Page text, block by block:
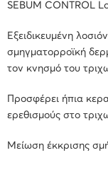
SEBUM CONTROL
Εξειδικευμένη
σμηγματορροϊκή
τον κνησμό του
Προσφέρει ήπια
ερεθισμούς στο
Μείωση έκκρισης